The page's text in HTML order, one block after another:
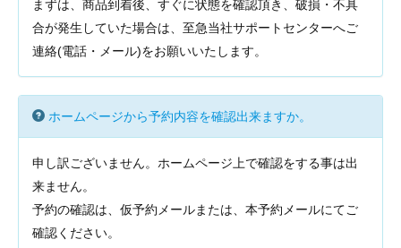
まずは、商品到着後、すぐに状態を確認頂き、破損・不具
合が発生していた場合は、至急当社サポートセンターへご
連絡(電話・メール)をお願いいたします。
ホームページから予約内容を確認出来ますか。
申し訳ございません。ホームページ上で確認をする事は出
来ません。
予約の確認は、仮予約メールまたは、本予約メールにてご
確認ください。